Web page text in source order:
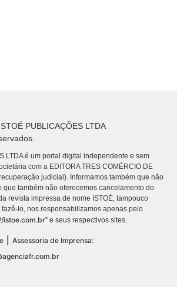
PUBLICAÇÕES LTDA
LTDA é um portal digital independente e sem
com a EDITORA TRES COMÉRCIO DE
judicial). Informamos também que não
que também não oferecemos cancelamento do
revista impressa de nome ISTOÉ, tampouco
lo, nos responsabilizamos apenas pelo
istoe.com.br” e seus respectivos sites.
Assessoria de Imprensa: